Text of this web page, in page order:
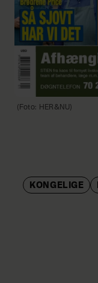
(Foto: HER&NU)
KONGELIGE